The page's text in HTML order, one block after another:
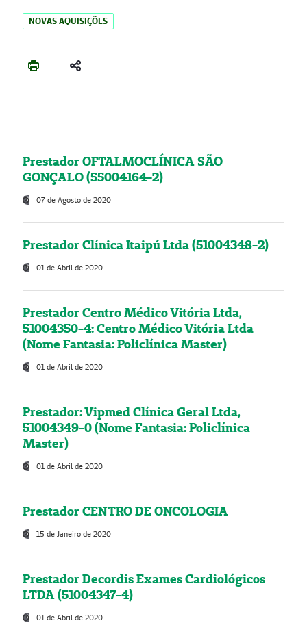
NOVAS AQUISIÇÕES
Prestador OFTALMOCLÍNICA SÃO
GONÇALO (55004164-2)
07 de Agosto de 2020
Prestador Clínica Itaipú Ltda (51004348-2)
01 de Abril de 2020
Prestador Centro Médico Vitória Ltda,
51004350-4: Centro Médico Vitória Ltda
(Nome Fantasia: Policlínica Master)
01 de Abril de 2020
Prestador: Vipmed Clínica Geral Ltda,
51004349-0 (Nome Fantasia: Policlínica
Master)
01 de Abril de 2020
Prestador CENTRO DE ONCOLOGIA
15 de Janeiro de 2020
Prestador Decordis Exames Cardiológicos
LTDA (51004347-4)
01 de Abril de 2020